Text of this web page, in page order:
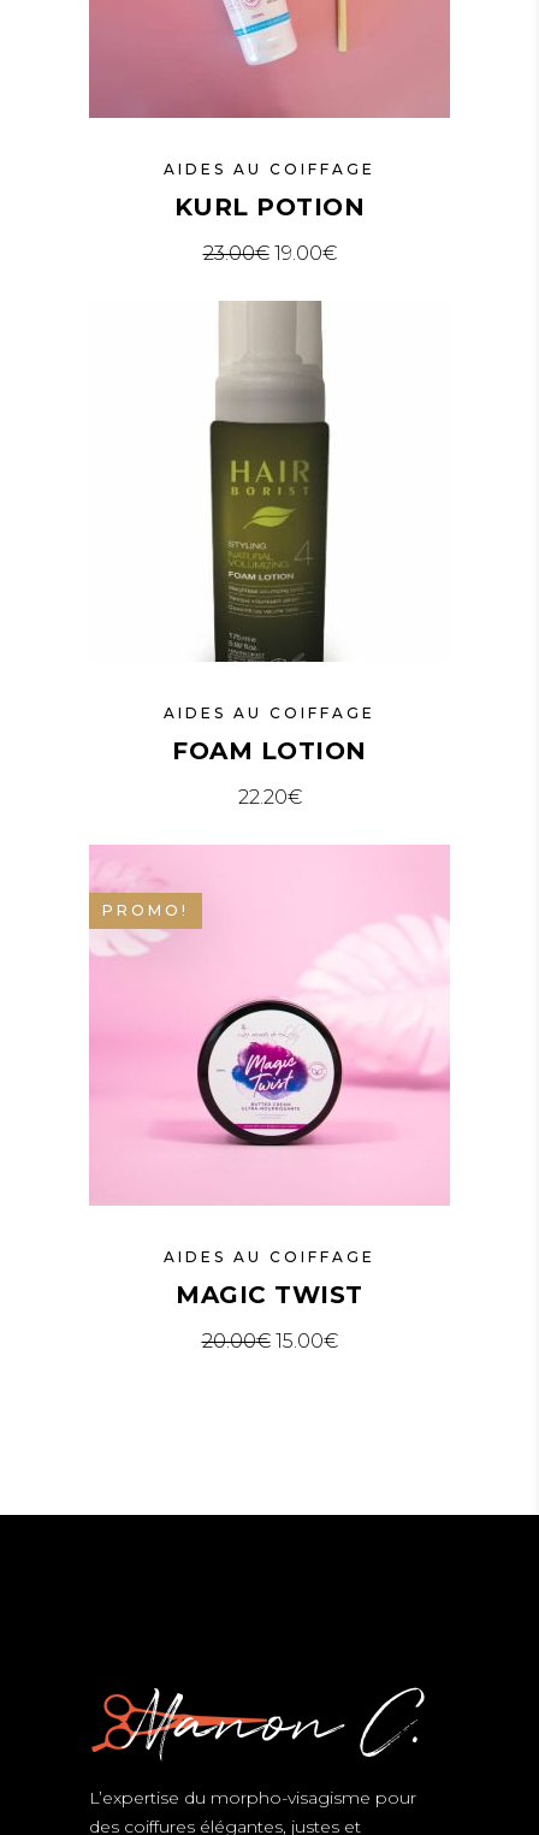
AIDES AU COIFFAGE
KURL POTION
23.00€ 19.00€
AIDES AU COIFFAGE
FOAM LOTION
22.20€
PROMO!
AIDES AU COIFFAGE
MAGIC TWIST
20.00€ 15.00€
L’expertise du morpho-visagisme pour
des coiffures élégantes, justes et